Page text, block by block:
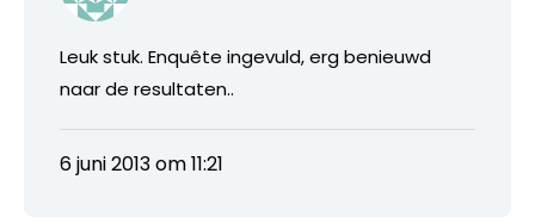
Leuk stuk. Enquête ingevuld, erg benieuwd
naar de resultaten..
6 juni 2013 om 11:21